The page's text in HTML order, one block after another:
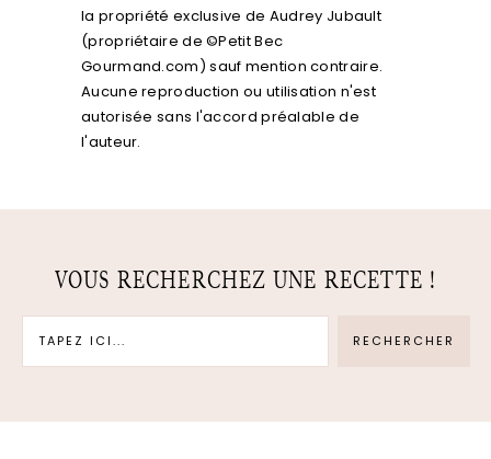
la propriété exclusive de Audrey Jubault
(propriétaire de ©Petit Bec
Gourmand.com) sauf mention contraire.
Aucune reproduction ou utilisation n'est
autorisée sans l'accord préalable de
l'auteur.
VOUS RECHERCHEZ UNE RECETTE !